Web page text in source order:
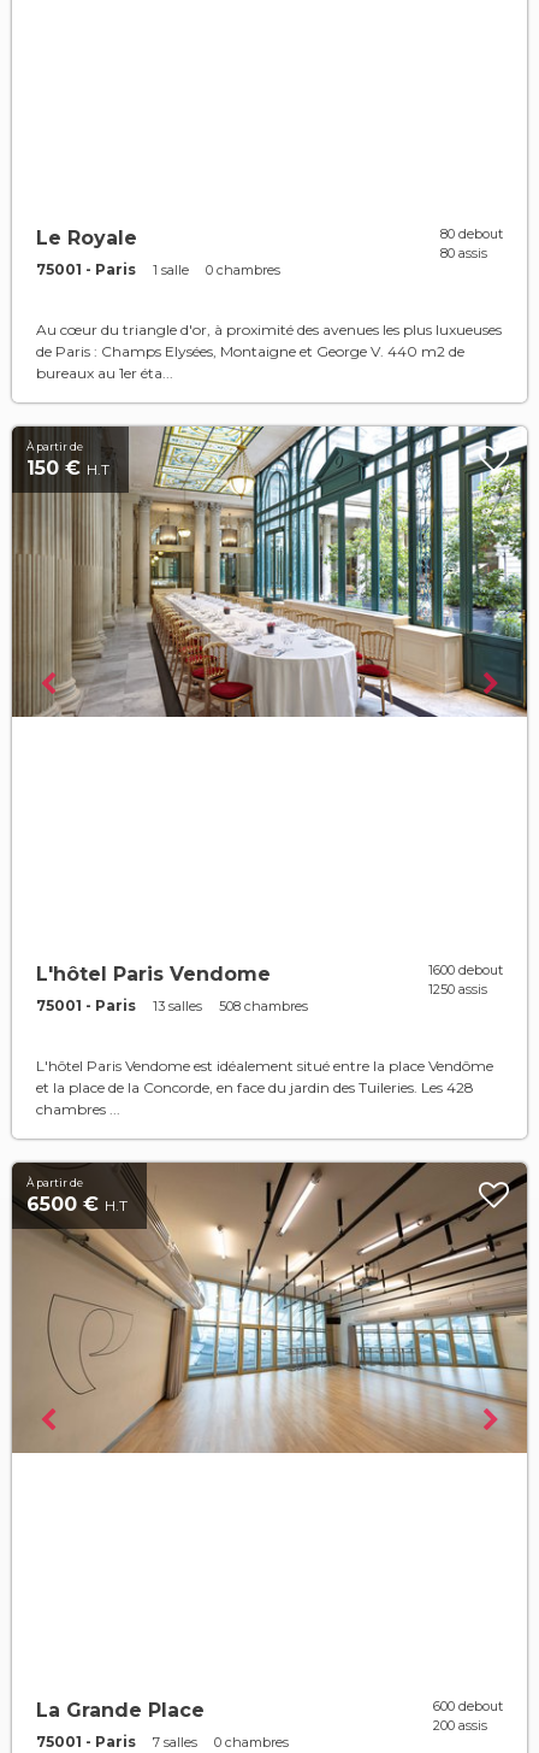
Le Royale
75001 - Paris 1 salle 0 chambres
80 debout
80 assis
Au cœur du triangle d'or, à proximité des avenues les plus luxueuses
de Paris : Champs Elysées, Montaigne et George V. 440 m2 de
bureaux au 1er éta...
À partir de
150 € H.T
L'hôtel Paris Vendome
75001 - Paris 13 salles 508 chambres
1600 debout
1250 assis
L'hôtel Paris Vendome est idéalement situé entre la place Vendôme
et la place de la Concorde, en face du jardin des Tuileries. Les 428
chambres ...
À partir de
6500 € H.T
La Grande Place
75001 - Paris 7 salles 0 chambres
600 debout
200 assis